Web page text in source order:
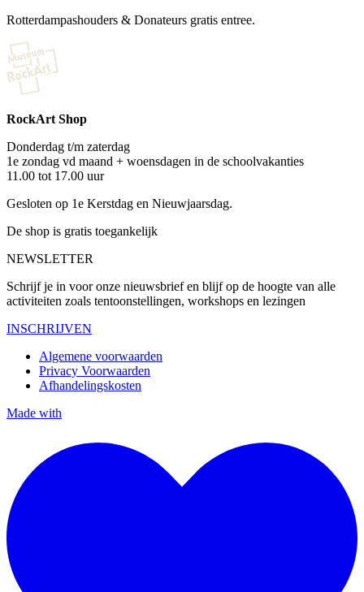
Rotterdampashouders & Donateurs gratis entree.
RockArt Shop
Donderdag t/m zaterdag
1e zondag vd maand + woensdagen in de schoolvakanties
11.00 tot 17.00 uur
Gesloten op 1e Kerstdag en Nieuwjaarsdag.
De shop is gratis toegankelijk
NEWSLETTER
Schrijf je in voor onze nieuwsbrief en blijf op de hoogte van alle
activiteiten zoals tentoonstellingen, workshops en lezingen
INSCHRIJVEN
Algemene voorwaarden
Privacy Voorwaarden
Afhandelingskosten
Made with